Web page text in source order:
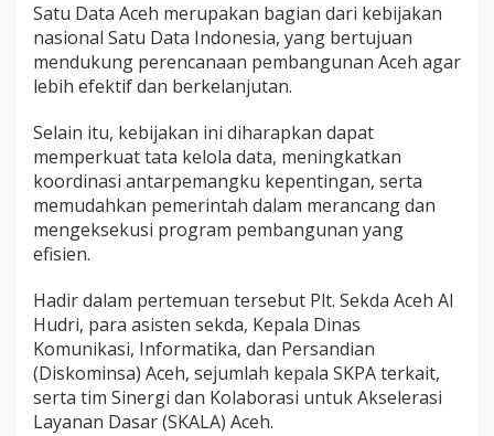
Satu Data Aceh merupakan bagian dari kebijakan
nasional Satu Data Indonesia, yang bertujuan
mendukung perencanaan pembangunan Aceh agar
lebih efektif dan berkelanjutan.
Selain itu, kebijakan ini diharapkan dapat
memperkuat tata kelola data, meningkatkan
koordinasi antarpemangku kepentingan, serta
memudahkan pemerintah dalam merancang dan
mengeksekusi program pembangunan yang
efisien.
Hadir dalam pertemuan tersebut Plt. Sekda Aceh Al
Hudri, para asisten sekda, Kepala Dinas
Komunikasi, Informatika, dan Persandian
(Diskominsa) Aceh, sejumlah kepala SKPA terkait,
serta tim Sinergi dan Kolaborasi untuk Akselerasi
Layanan Dasar (SKALA) Aceh.